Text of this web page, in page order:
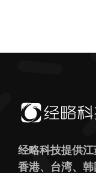
经略科技提供江
香港、台湾、